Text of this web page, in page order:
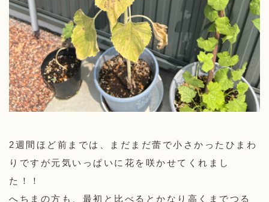
2週間ほど前までは、まだまだ蕾で小さかったひまわ
りですが元気いっぱいに花を咲かせてくれまし
た！！
へちまの方も、最初と比べるとかなり高くまでつる